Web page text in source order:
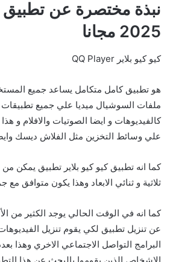
نبذة مختصرة عن تطبيق
2025 مجانا
كيو كيو بلاير QQ Player
هو تطبيق كامل متكامل يساعد جميع
ملفات السوشيال ميديا علي جميع تطبيقات
كالفيديوهات و ايضا الصوتيات والافلام و
علي وسائط التخزين مثل الفلاش ديسك
كما انه تطبيق كيو كيو بلاير تطبيق يمكن
ثلاثية و ثنائي الابعاد وهذا يكون متوافق مع
كما انه في الوقت الحالي يوجد الكثير من
عن تنزيل تطبيق لكي يقوم تنزيل
البرامج التواصل الاجتماعي الاخري وهذا
الاشخاص الذين يقوموا بالبحث عن هذا